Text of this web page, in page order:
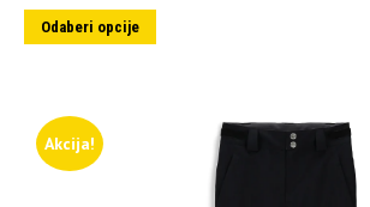
Odaberi opcije
Akcija!